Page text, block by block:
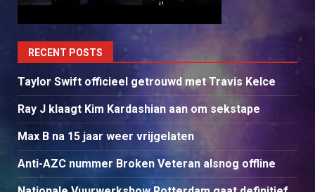
RECENT POSTS
Taylor Swift officieel getrouwd met Travis Kelce
Ray J klaagt Kim Kardashian aan om sekstape
Max B na 15 jaar weer vrijgelaten
Anti-AZC nummer Broken Veteran alsnog offline